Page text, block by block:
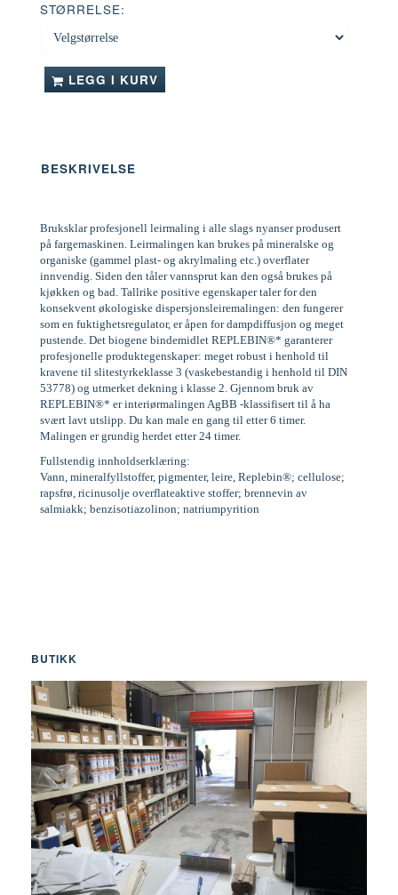
STØRRELSE:
LEGG I KURV
BESKRIVELSE
Bruksklar profesjonell leirmaling i alle slags nyanser produsert
på fargemaskinen. Leirmalingen kan brukes på mineralske og
organiske (gammel plast- og akrylmaling etc.) overflater
innvendig. Siden den tåler vannsprut kan den også brukes på
kjøkken og bad. Tallrike positive egenskaper taler for den
konsekvent økologiske dispersjonsleiremalingen: den fungerer
som en fuktighetsregulator, er åpen for dampdiffusjon og meget
pustende. Det biogene bindemidlet REPLEBIN®* garanterer
profesjonelle produktegenskaper: meget robust i henhold til
kravene til slitestyrkeklasse 3 (vaskebestandig i henhold til DIN
53778) og utmerket dekning i klasse 2. Gjennom bruk av
REPLEBIN®* er interiørmalingen AgBB -klassifisert til å ha
svært lavt utslipp. Du kan male en gang til etter 6 timer.
Malingen er grundig herdet etter 24 timer.
Fullstendig innholdserklæring:
Vann, mineralfyllstoffer, pigmenter, leire, Replebin®; cellulose;
rapsfrø, ricinusolje overflateaktive stoffer; brennevin av
salmiakk; benzisotiazolinon; natriumpyrition
BUTIKK